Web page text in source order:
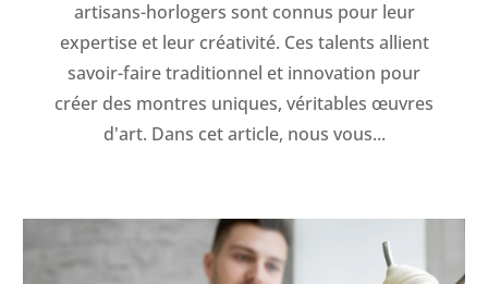
artisans-horlogers sont connus pour leur
expertise et leur créativité. Ces talents allient
savoir-faire traditionnel et innovation pour
créer des montres uniques, véritables œuvres
d'art. Dans cet article, nous vous...